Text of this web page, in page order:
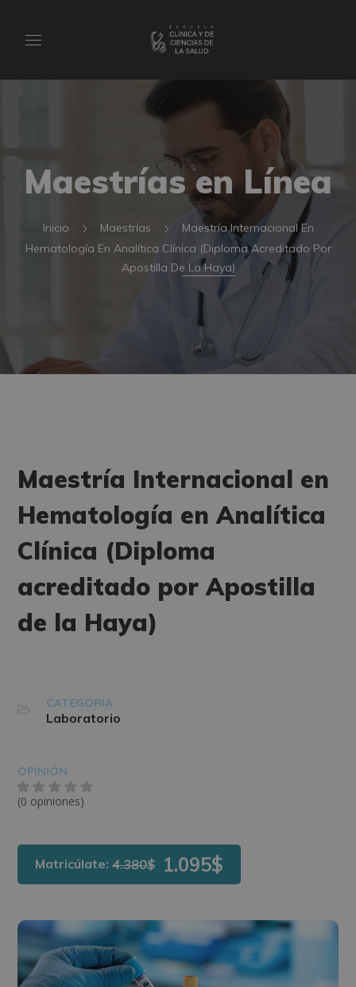
Maestrías en Línea
Inicio Maestrías
Maestría Internacional En
Hematología En Analítica Clínica (Diploma Acreditado Por
Apostilla De La Haya)
Maestría Internacional en
Hematología en Analítica
Clínica (Diploma
acreditado por Apostilla
de la Haya)
CATEGORÍA
Laboratorio
OPINIÓN
(0 opiniones)
Matricúlate:4.380$ 1.095$